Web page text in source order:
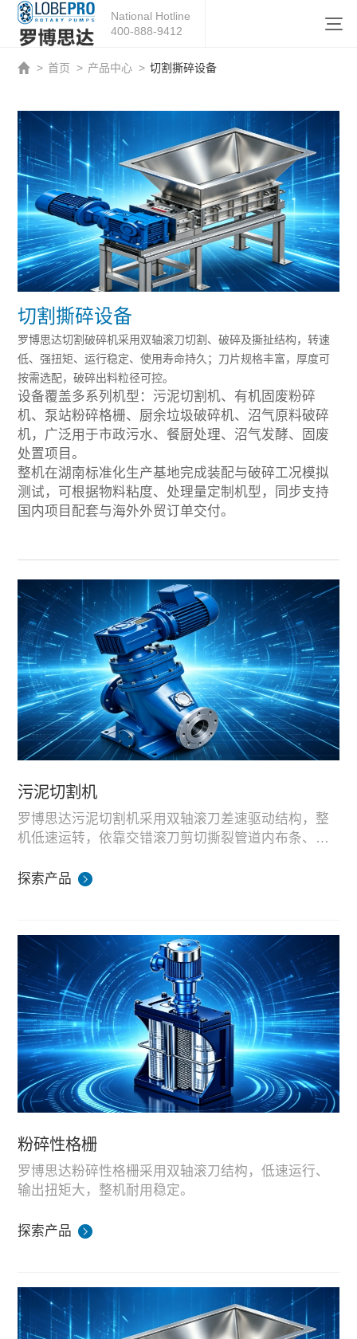
National Hotline
400-888-9412
> 首页 > 产品中心 > 切割撕碎设备
切割撕碎设备
罗博思达切割破碎机采用双轴滚刀切割、破碎及撕扯结构，转速
低、强扭矩、运行稳定、使用寿命持久；刀片规格丰富，厚度可
按需选配，破碎出料粒径可控。
设备覆盖多系列机型：污泥切割机、有机固废粉碎
机、泵站粉碎格栅、厨余垃圾破碎机、沼气原料破碎
机，广泛用于市政污水、餐厨处理、沼气发酵、固废
处置项目。
整机在湖南标准化生产基地完成装配与破碎工况模拟
测试，可根据物料粘度、处理量定制机型，同步支持
国内项目配套与海外外贸订单交付。
污泥切割机
罗博思达污泥切割机采用双轴滚刀差速驱动结构，整
机低速运转，依靠交错滚刀剪切撕裂管道内布条、树
塞、磨损。
预处理破碎，适配市政污水处理、餐厨预处理泵站配
况，支持标准机型与定制成套供货。
探索产品
粉碎性格栅
罗博思达粉碎性格栅采用双轴滚刀结构，低速运行、
输出扭矩大，整机耐用稳定。
栅三大系列，处理量覆盖 30-3000m³/h；安装于泵站
10mm。
程项目与海外外贸成套供货。
探索产品